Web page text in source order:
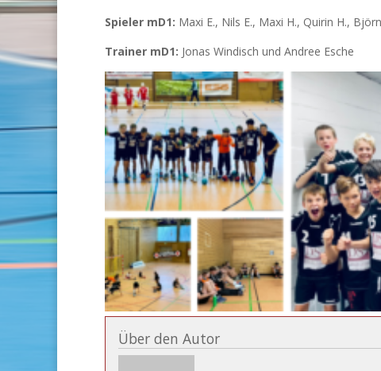
Spieler mD1: Maxi E., Nils E., Maxi H., Quirin H.,
Trainer mD1: Jonas Windisch und Andree Esche
Über den Autor